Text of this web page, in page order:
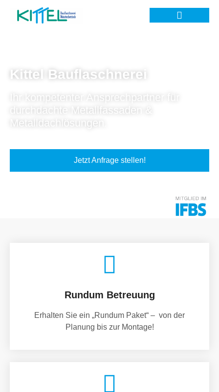
Kittel Bauflaschnerei
Ihr kompetenter Ansprechpartner für
durchdachte Metallfassaden &
Metalldachlösungen.
Jetzt Anfrage stellen!
Rundum Betreuung
Erhalten Sie ein „Rundum Paket“ – von der
Planung bis zur Montage!